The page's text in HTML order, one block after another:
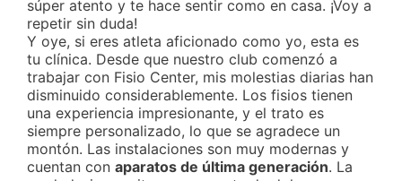
súper atento y te hace sentir como en casa. ¡Voy a
repetir sin duda!
Y oye, si eres atleta aficionado como yo, esta es
tu clínica. Desde que nuestro club comenzó a
trabajar con Fisio Center, mis molestias diarias han
disminuido considerablemente. Los fisios tienen
una experiencia impresionante, y el trato es
siempre personalizado, lo que se agradece un
montón. Las instalaciones son muy modernas y
cuentan con aparatos de última generación. La